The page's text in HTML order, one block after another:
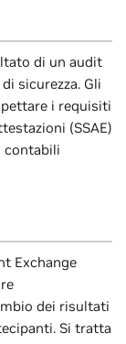
di un audit
sicurezza. Gli
i requisiti
(SSAE)
contabili
Exchange
dei risultati
Si tratta